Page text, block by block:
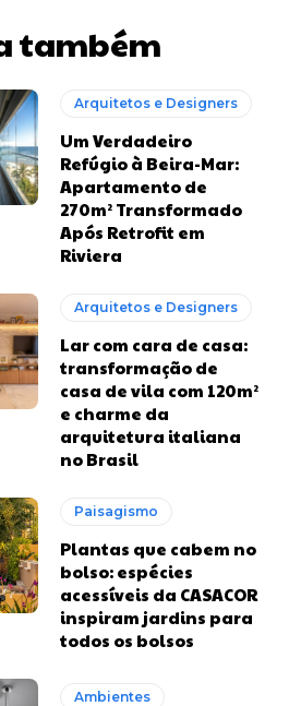
também
Arquitetos e Designers
Um Verdadeiro
Refúgio à Beira-Mar:
Apartamento de
270m² Transformado
Após Retrofit em
Riviera
Arquitetos e Designers
Lar com cara de casa:
transformação de
casa de vila com 120m²
e charme da
arquitetura italiana
no Brasil
Paisagismo
Plantas que cabem no
bolso: espécies
acessíveis da CASACOR
inspiram jardins para
todos os bolsos
Ambientes